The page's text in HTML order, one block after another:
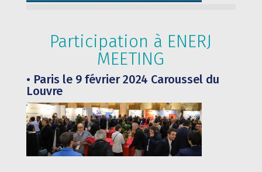
Participation à ENERJ
MEETING
• Paris le 9 février 2024 Caroussel du
Louvre